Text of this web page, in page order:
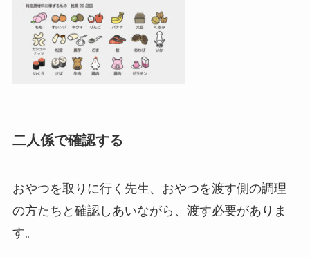
二人係で確認する
おやつを取りに行く先生、おやつを渡す側の調理
の方たちと確認しあいながら、渡す必要がありま
す。